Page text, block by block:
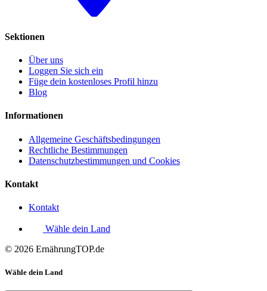
Sektionen
Über uns
Loggen Sie sich ein
Füge dein kostenloses Profil hinzu
Blog
Informationen
Allgemeine Geschäftsbedingungen
Rechtliche Bestimmungen
Datenschutzbestimmungen und Cookies
Kontakt
Kontakt
Wähle dein Land
© 2026 ErnährungTOP.de
Wähle dein Land